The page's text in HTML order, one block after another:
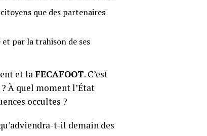
que des partenaires
par la trahison de ses
et laFECAFOOT. C’est
À quel moment l’État
occultes ?
t-il demain des